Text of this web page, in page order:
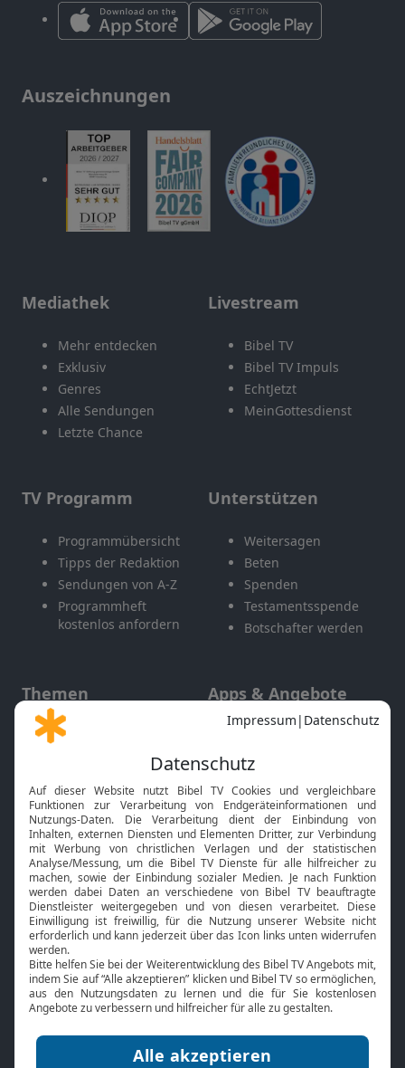
Auszeichnungen
Mediathek
Mehr entdecken
Exklusiv
Genres
Alle Sendungen
Letzte Chance
Livestream
Bibel TV
Bibel TV Impuls
EchtJetzt
MeinGottesdienst
TV Programm
Programmübersicht
Tipps der Redaktion
Sendungen von A-Z
Programmheft
kostenlos anfordern
Unterstützen
Weitersagen
Beten
Spenden
Testamentsspende
Botschafter werden
Themen
Gott und Bibel erklärt
Neuigkeiten
Apps & Angebote
Mobile App
Smart TV
HbbTV
Bibelthek Online-Bibel
Nächster Gottesdienst
Bibel TV
Über uns
Jobs
Mediadaten
Service
Kontakt
TV-Empfang